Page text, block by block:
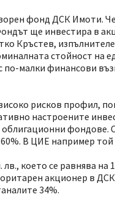
фонд ДСК Имоти.
ще инвестира в
Кръстев,
стойност на
по-малки финансови
рисков профил,
настроените
фондове.
В ЦИЕ например той
което се равнява на
акционер в
34%.